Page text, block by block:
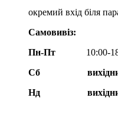
окремий вхід біля
Самовивіз:
Пн-Пт
10:00-
Сб
Нд